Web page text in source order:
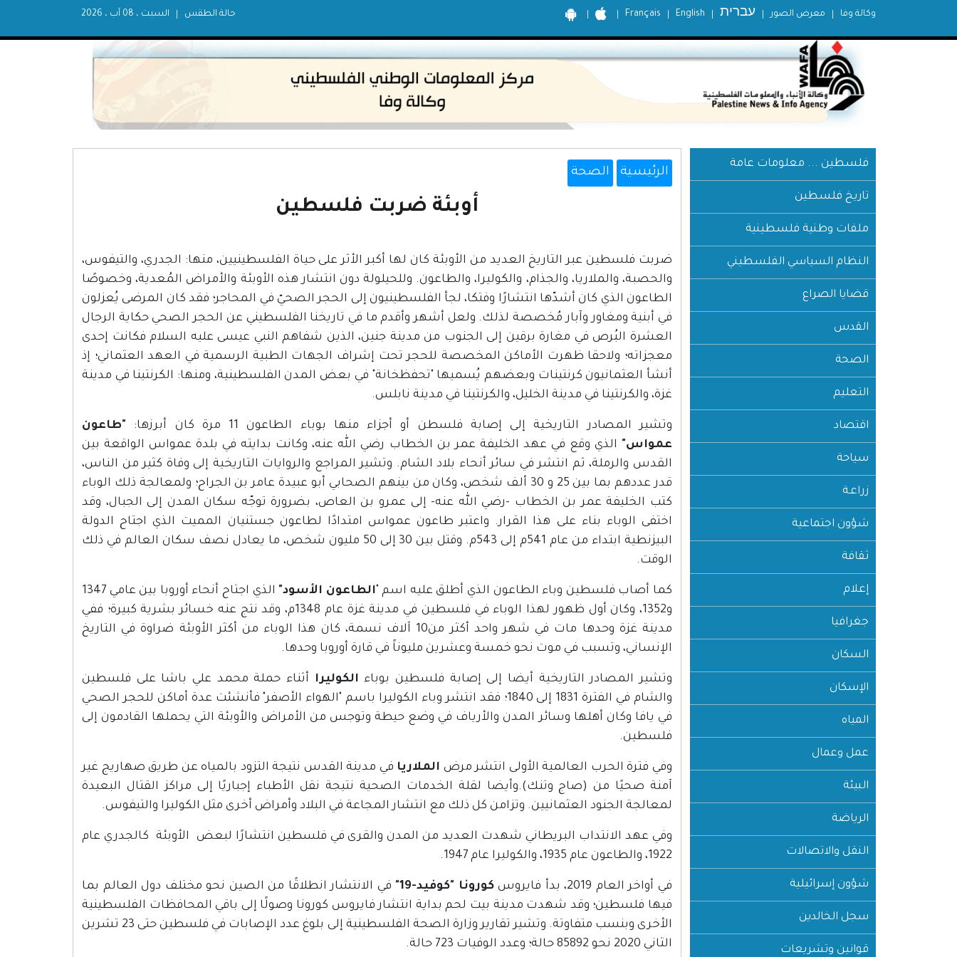
Français English עברית معرض الصور وكالة وفا السبت ، 08 آب ، 2026 حالة الطقس
فلسطين ... معلومات عامة
تاريخ فلسطين
ملفات وطنية فلسطينية
النظام السياسي الفلسطيني
قضايا الصراع
القدس
الصحة
التعليم
اقتصاد
سياحة
زراعـة
شؤون اجتماعية
ثقافة
إعلام
جغرافيا
السكان
الإسكان
المياه
عمل وعمال
البيئة
الرياضة
النقل والاتصالات
شؤون إسرائيلية
سجل الخالدين
قوانين وتشريعات
الرئيسية الصحة
أوبئة ضربت فلسطين
ضربت فلسطين عبر التاريخ العديد من الأوبئة كان لها أكبر الأثر على حياة الفلسطينيين، منها: الجدري، والتيفوس،
والحصبة، والملاريا، والجذام، والكوليرا، والطاعون. وللحيلولة دون انتشار هذه الأوبئة والأمراض المُعدية، وخصوصًا
الطاعون الذي كان أشدّها انتشارًا وفتكا، لجأ الفلسطينيون إلى الحجر الصحيّ في المحاجر؛ فقد كان المرضى يُعزلون
في أبنية ومغاور وآبار مُخصصة لذلك. ولعل أشهر وأقدم ما في تاريخنا الفلسطيني عن الحجر الصحي حكاية الرجال
العشرة البُرص في مغارة برقين إلى الجنوب من مدينة جنين، الذين شفاهم النبي عيسى عليه السلام فكانت إحدى
معجزاته؛ ولاحقا ظهرت الأماكن المخصصة للحجر تحت إشراف الجهات الطبية الرسمية في العهد العثماني؛ إذ
أنشأ العثمانيون كرنتينات وبعضهم يُسميها "تحفظخانة" في بعض المدن الفلسطينية، ومنها: الكرنتينا في مدينة
غزة، والكرنتينا في مدينة الخليل، والكرنتينا في مدينة نابلس.
وتشير المصادر التاريخية إلى إصابة فلسطن أو أجزاء منها بوباء الطاعون 11 مرة كان أبرزها:
"طاعون
عمواس" الذي وقع في عهد الخليفة عمر بن الخطاب رضي الله عنه، وكانت بدايته في بلدة عمواس الواقعة بين
القدس والرملة، ثم انتشر في سائر أنحاء بلاد الشام. وتشير المراجع والروايات التاريخية إلى وفاة كثير من الناس،
قدر عددهم بما بين 25 و 30 ألف شخص، وكان من بينهم الصحابي أبو عبيدة عامر بن الجراح؛ ولمعالجة ذلك الوباء
كتب الخليفة عمر بن الخطاب -رضي الله عنه- إلى عمرو بن العاص، بضرورة توجّه سكان المدن إلى الجبال، وقد
اختفى الوباء بناء على هذا القرار. واعتبر طاعون عمواس امتدادًا لطاعون جستنيان المميت الذي اجتاح الدولة
البيزنطية ابتداء من عام 541م إلى 543م. وقتل بين 30 إلى 50 مليون شخص، ما يعادل نصف سكان العالم في ذلك
الوقت.
كما أصاب فلسطين وباء الطاعون الذي أطلق عليه اسم " الطاعون الأسود"
الذي اجتاح أنحاء أوروبا بين عامي 1347
و1352، وكان أول ظهور لهذا الوباء في فلسطين في مدينة غزة عام 1348م، وقد نتج عنه خسائر بشرية كبيرة؛ ففي
مدينة غزة وحدها مات في شهر واحد أكثر من10 آلاف نسمة، كان هذا الوباء من أكثر الأوبئة ضراوة في التاريخ
الإنساني، وتسبب في موت نحو خمسة وعشرين مليوناً في قارة أوروبا وحدها.
وتشير المصادر التاريخية أيضا إلى إصابة فلسطين بوباء الكوليرا
أثناء حملة محمد علي باشا على فلسطين
والشام في الفترة 1831 إلى 1840؛ فقد انتشر وباء الكوليرا باسم "الهواء الأصفر" فأنشئت عدة أماكن للحجر الصحي
في يافا وكان أهلها وسائر المدن والأرياف في وضع حيطة وتوجس من الأمراض والأوبئة التي يحملها القادمون إلى
فلسطين.
وفي فترة الحرب العالمية الأولى انتشر مرض الملاريا في مدينة القدس نتيجة التزود بالمياه عن طريق صهاريج غير
آمنة صحيًا من (صاج وتنك).وأيضا لقلة الخدمات الصحية نتيجة نقل الأطباء إجباريًا إلى مراكز القتال البعيدة
لمعالجة الجنود العثمانيين. وتزامن كل ذلك مع انتشار المجاعة في البلاد وأمراض أخرى مثل الكوليرا والتيفوس.
وفي عهد الانتداب البريطاني شهدت العديد من المدن والقرى في فلسطين انتشارًا لبعض الأوبئة كالجدري عام
1922، والطاعون عام 1935، والكوليرا عام 1947.
في أواخر العام 2019، بدأ فايروس كورونا "كوفيد-19"
في الانتشار انطلاقًا من الصين نحو مختلف دول العالم بما
فيها فلسطين؛ وقد شهدت مدينة بيت لحم بداية انتشار فايروس كورونا وصولًا إلى باقي المحافظات الفلسطينية
الأخرى وبنسب متفاوتة. وتشير تقارير وزارة الصحة الفلسطينية إلى بلوغ عدد الإصابات في فلسطين حتى 23 تشرين
الثاني 2020 نحو 85892 حالة؛ وعدد الوفيات 723 حالة.